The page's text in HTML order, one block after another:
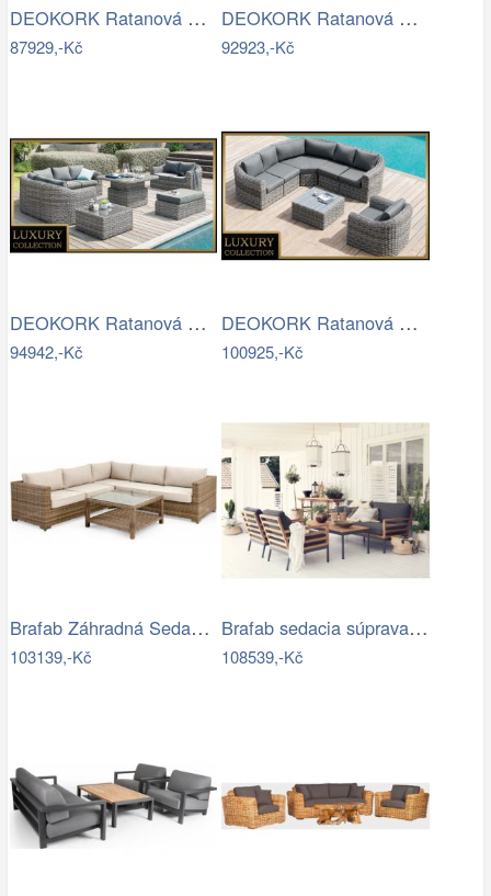
DEOKORK Ratanová modulová sestava…
87929,-Kč
DEOKORK Ratanová modulová sestava…
92923,-Kč
DEOKORK Ratanová modulová sestava…
94942,-Kč
DEOKORK Ratanová modulová sestava…
100925,-Kč
Brafab Záhradná Sedacia súprava NINJA -…
103139,-Kč
Brafab sedacia súprava ZALONGO Mdum
108539,-Kč